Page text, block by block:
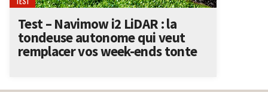
Test – Navimow i2 LiDAR : la
tondeuse autonome qui veut
remplacer vos week-ends tonte